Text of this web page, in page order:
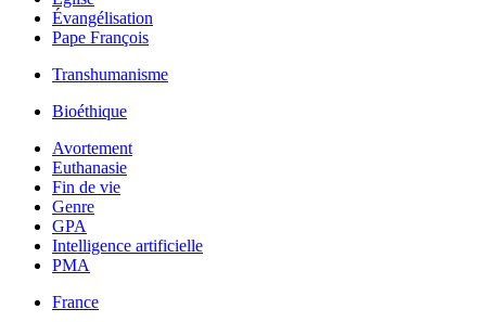
Évangélisation
Pape François
Transhumanisme
Bioéthique
Avortement
Euthanasie
Fin de vie
Genre
GPA
Intelligence artificielle
PMA
France